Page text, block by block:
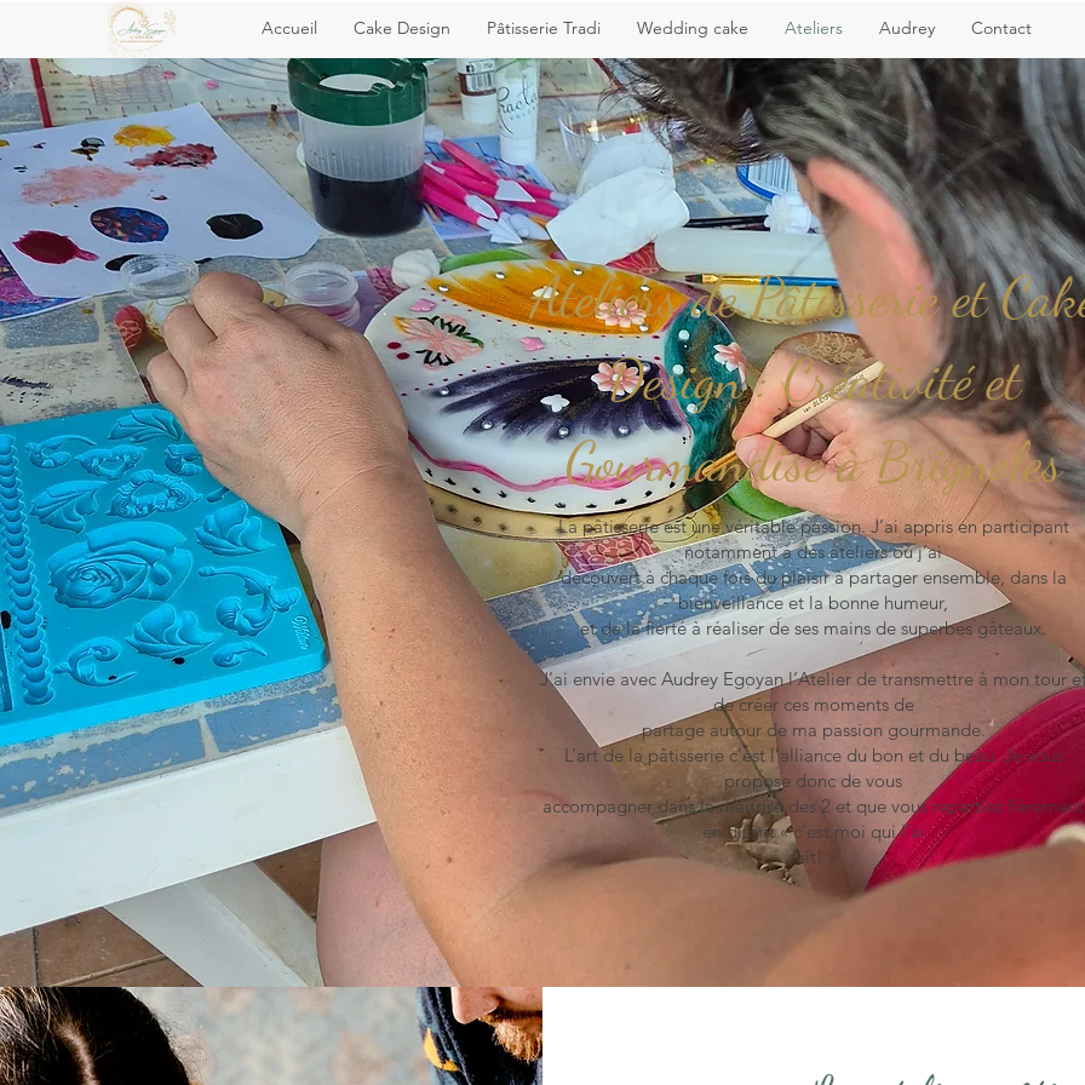
Accueil Cake Design Pâtisserie Tradi Wedding cake Ateliers Audrey Contact
Ateliers de Pâtisserie et
Design : Créativité et
Gourmandise à Brignoles
La pâtisserie est une véritable passion. J’ai appris en participant
notamment à des ateliers où j’ai
découvert à chaque fois du plaisir à partager ensemble, dans la
bienveillance et la bonne humeur,
et de la fierté à réaliser de ses mains de superbes gâteaux.
J’ai envie avec Audrey Egoyan l’Atelier de transmettre à mon tour
de créer ces moments de
partage autour de ma passion gourmande.
L’art de la pâtisserie c’est l’alliance du bon et du beau. Je vous
propose donc de vous
accompagner dans la maîtrise des 2 et que vous repartiez fièrement
en disant « c’est moi qui l’ai
fait! »